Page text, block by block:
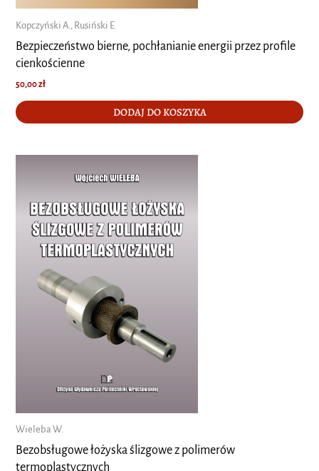
Kopczyński A., Rusiński E.
Bezpieczeństwo bierne, pochłanianie energii przez profile
cienkościenne
50,00zł
DODAJ DO KOSZYKA
Wieleba W.
Bezobsługowe łożyska ślizgowe z polimerów
termoplastycznych